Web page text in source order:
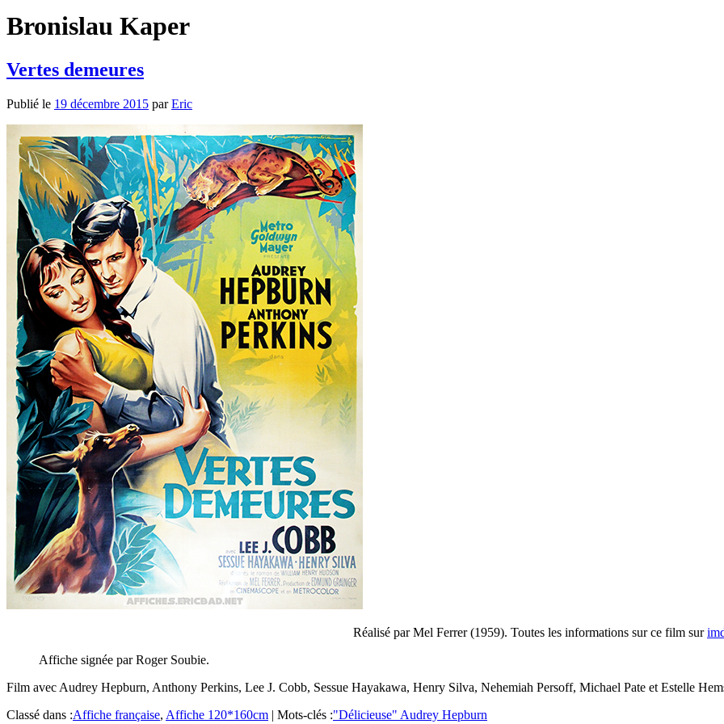
Bronislau Kaper
Vertes demeures
Publié le 19 décembre 2015 parEric
Réalisé par Mel Ferrer (1959). Toutes les informations sur ce film sur
Affiche signée par Roger Soubie.
Film avec Audrey Hepburn, Anthony Perkins, Lee J. Cobb, Sessue Hayakawa, Henry Silva, Nehemiah Persoff, Michael Pate et Estelle
Classé dans :Affiche française, Affiche 120*160cm | Mots-clés :"Délicieuse" Audrey Hepburn